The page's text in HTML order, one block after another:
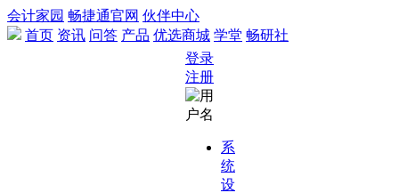
会计家园 畅捷通官网 伙伴中心
首页 资讯 问答 产品 优选商城 学堂 畅研社
登录
注册
系
统
设